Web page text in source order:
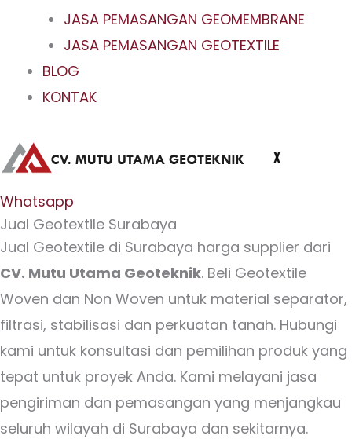
JASA PEMASANGAN GEOMEMBRANE
JASA PEMASANGAN GEOTEXTILE
BLOG
KONTAK
X
Whatsapp
Jual Geotextile Surabaya
Jual Geotextile di Surabaya harga supplier dari
CV. Mutu Utama Geoteknik. Beli Geotextile
Woven dan Non Woven untuk material separator,
filtrasi, stabilisasi dan perkuatan tanah. Hubungi
kami untuk konsultasi dan pemilihan produk yang
tepat untuk proyek Anda. Kami melayani jasa
pengiriman dan pemasangan yang menjangkau
seluruh wilayah di Surabaya dan sekitarnya.